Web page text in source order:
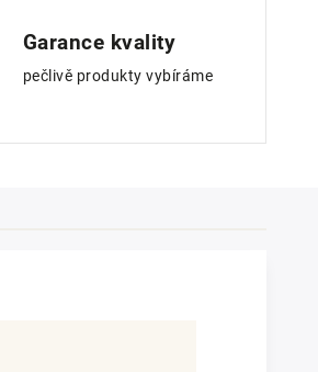
Garance kvality
pečlivě produkty vybíráme